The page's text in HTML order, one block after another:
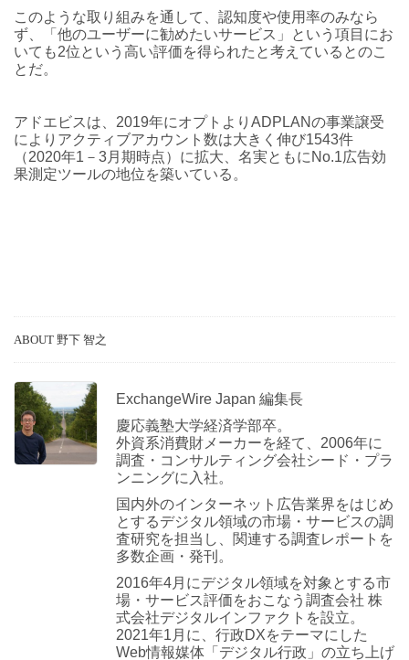
このような取り組みを通して、認知度や使用率のみなら
ず、「他のユーザーに勧めたいサービス」という項目にお
いても2位という高い評価を得られたと考えているとのこ
とだ。
アドエビスは、2019年にオプトよりADPLANの事業譲受
によりアクティブアカウント数は大きく伸び1543件
（2020年1－3月期時点）に拡大、名実ともにNo.1広告効
果測定ツールの地位を築いている。
ABOUT 野下 智之
ExchangeWire Japan 編集長
慶応義塾大学経済学部卒。
外資系消費財メーカーを経て、2006年に
調査・コンサルティング会社シード・プラ
ンニングに入社。
国内外のインターネット広告業界をはじめ
とするデジタル領域の市場・サービスの調
査研究を担当し、関連する調査レポートを
多数企画・発刊。
2016年4月にデジタル領域を対象とする市
場・サービス評価をおこなう調査会社 株
式会社デジタルインファクトを設立。
2021年1月に、行政DXをテーマにした
Web情報媒体「デジタル行政」の立ち上げ